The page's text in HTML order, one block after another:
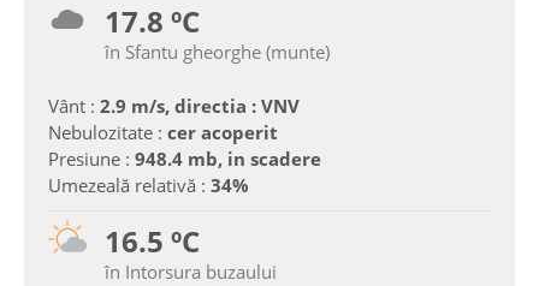
17.8 ºC
în Sfantu gheorghe (munte)
Vânt : 2.9 m/s, directia : VNV
Nebulozitate : cer acoperit
Presiune : 948.4 mb, in scadere
Umezeală relativă : 34%
16.5 ºC
în Intorsura buzaului